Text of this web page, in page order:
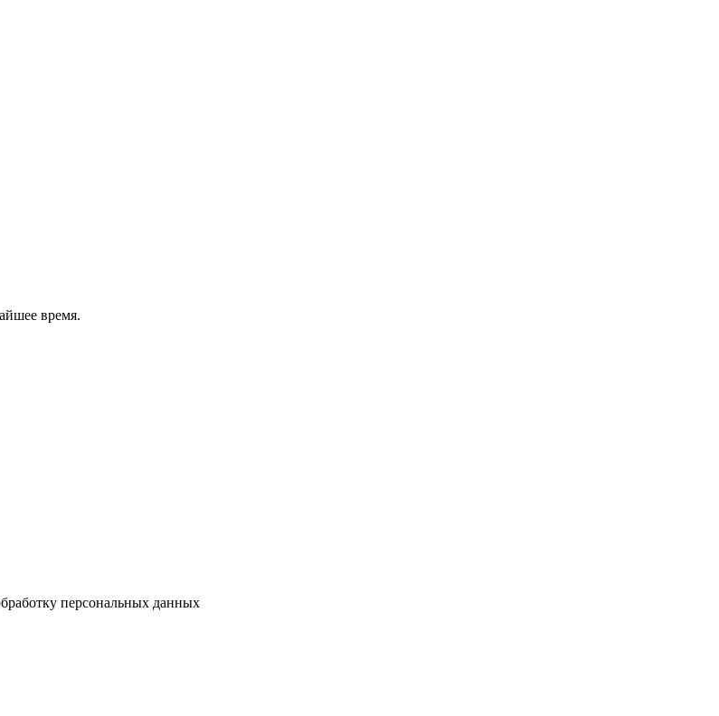
время.
персональных данных